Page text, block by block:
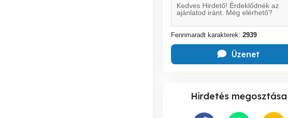
Fennmaradt karakterek: 2939
Üzenet
Hirdetés megosztása